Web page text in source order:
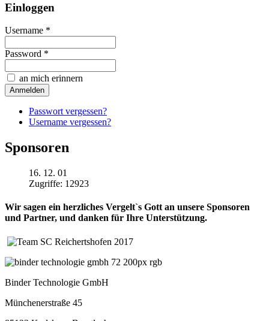
Einloggen
Username *
Password *
an mich erinnern
Passwort vergessen?
Username vergessen?
Sponsoren
16. 12. 01
Zugriffe: 12923
Wir sagen ein herzliches Vergelt`s Gott an unsere Sponsoren
und Partner, und danken für Ihre Unterstützung.
Binder Technologie GmbH
Münchenerstraße 45